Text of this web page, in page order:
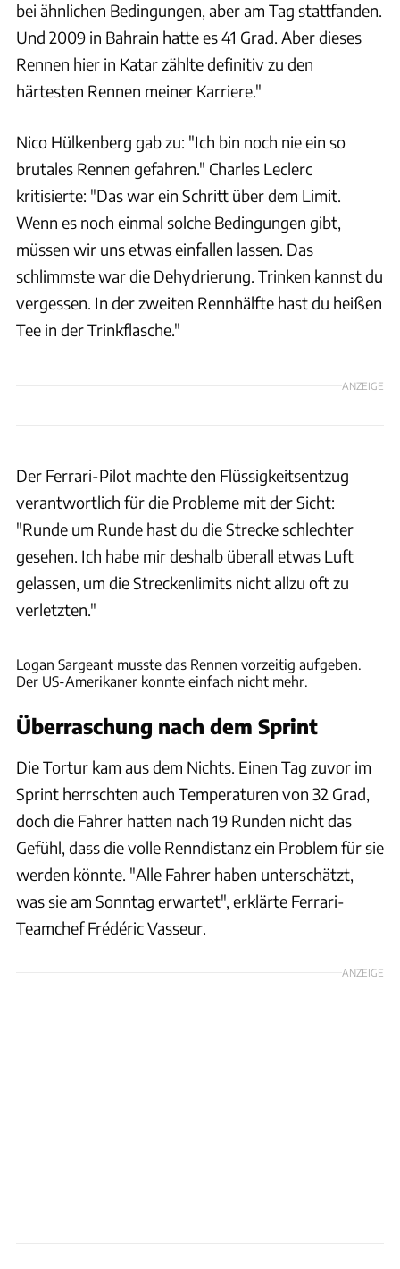
bei ähnlichen Bedingungen, aber am Tag stattfanden.
Und 2009 in Bahrain hatte es 41 Grad. Aber dieses
Rennen hier in Katar zählte definitiv zu den
härtesten Rennen meiner Karriere."
Nico Hülkenberg gab zu: "Ich bin noch nie ein so
brutales Rennen gefahren." Charles Leclerc
kritisierte: "Das war ein Schritt über dem Limit.
Wenn es noch einmal solche Bedingungen gibt,
müssen wir uns etwas einfallen lassen. Das
schlimmste war die Dehydrierung. Trinken kannst du
vergessen. In der zweiten Rennhälfte hast du heißen
Tee in der Trinkflasche."
ANZEIGE
Der Ferrari-Pilot machte den Flüssigkeitsentzug
verantwortlich für die Probleme mit der Sicht:
"Runde um Runde hast du die Strecke schlechter
gesehen. Ich habe mir deshalb überall etwas Luft
gelassen, um die Streckenlimits nicht allzu oft zu
verletzten."
Logan Sargeant musste das Rennen vorzeitig aufgeben.
Der US-Amerikaner konnte einfach nicht mehr.
Überraschung nach dem Sprint
Die Tortur kam aus dem Nichts. Einen Tag zuvor im
Sprint herrschten auch Temperaturen von 32 Grad,
doch die Fahrer hatten nach 19 Runden nicht das
Gefühl, dass die volle Renndistanz ein Problem für sie
werden könnte. "Alle Fahrer haben unterschätzt,
was sie am Sonntag erwartet", erklärte Ferrari-
Teamchef Frédéric Vasseur.
ANZEIGE